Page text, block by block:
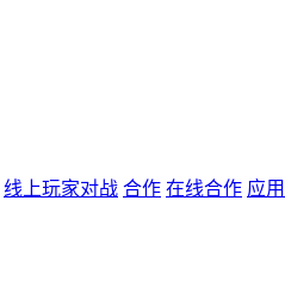
线上玩家对战 合作 在线合作 应